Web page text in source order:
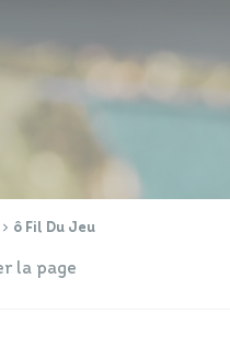
ô Fil Du Jeu
la page
Portail Famille